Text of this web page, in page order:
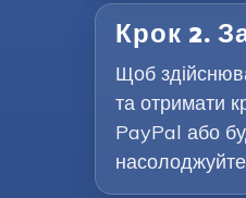
Крок 2.
Щоб
та отримати
PayPal або